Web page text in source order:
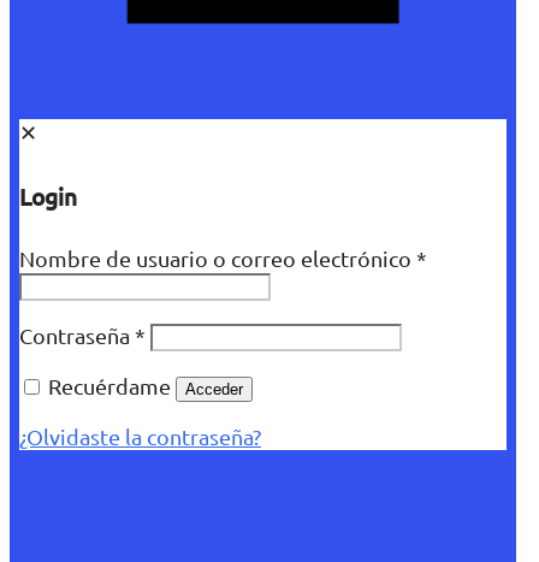
✕
Login
Nombre de usuario o correo electrónico *
Contraseña *
Recuérdame
Acceder
¿Olvidaste la contraseña?